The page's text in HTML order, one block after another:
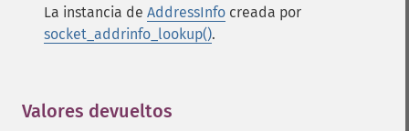
La instancia de AddressInfo creada por
socket_addrinfo_lookup().
Valores devueltos